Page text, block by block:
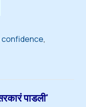
confidence
पाडली'